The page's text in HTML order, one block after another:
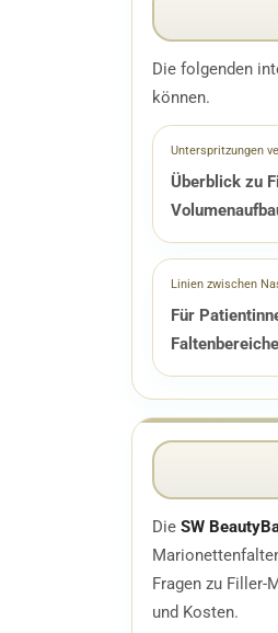
Die folgenden
können.
Unterspritzungen
Überblick zu
Linien zwischen
Für
Die SW
Fragen zu Filler-
und Kosten.